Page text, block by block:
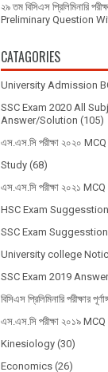
২৯ তম বিসিএস প্রিলিমিনারি
Preliminary Question
CATAGORIES
University Admission
SSC Exam 2020 All
Answer/Solution (105)
এস.এস.সি পরীক্ষা ২০২০ MCQ
Study (68)
এস.এস.সি পরীক্ষা ২০২১ MCQ
HSC Exam
SSC Exam
University college
SSC Exam 2019
বিসিএস প্রিলিমিনারি পরীক্ষার
এস.এস.সি পরীক্ষা ২০১৯ MCQ
Kinesiology (30)
Economics (26)